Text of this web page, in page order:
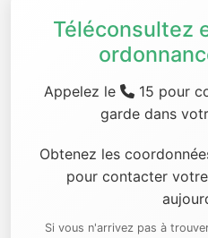
Téléconsultez
Appelez le
15 pour
garde dans
Obtenez les
pour contacter
Si vous n'arrivez pas à